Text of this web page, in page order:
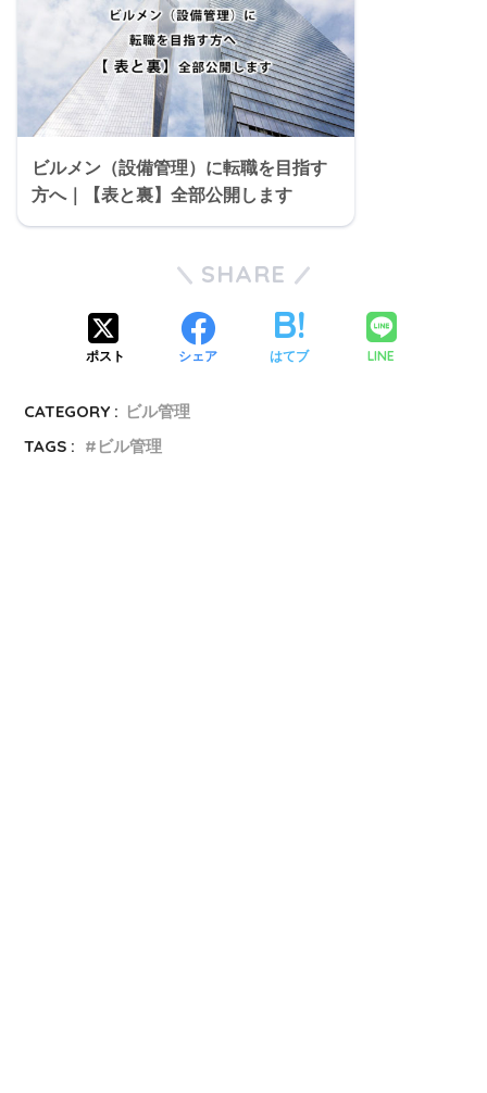
ビルメン（設備管理）に転職を目指す
方へ｜【表と裏】全部公開します
SHARE
ポスト シェア はてブ LINE
CATEGORY : ビル管理
TAGS :
ビル管理